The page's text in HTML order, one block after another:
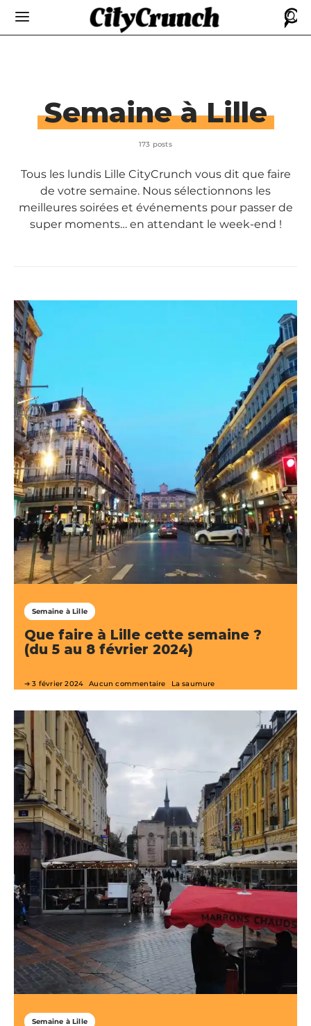
Semaine à Lille
173 posts
Tous les lundis Lille CityCrunch vous dit que faire
de votre semaine. Nous sélectionnons les
meilleures soirées et événements pour passer de
super moments… en attendant le week-end !
Semaine à Lille
Que faire à Lille cette semaine ?
(du 5 au 8 février 2024)
3 février 2024 Aucun commentaire La saumure
Semaine à Lille